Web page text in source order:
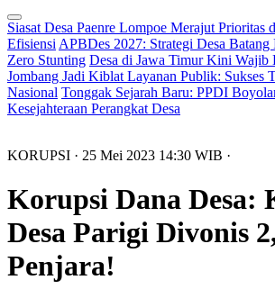
Siasat Desa Paenre Lompoe Merajut Prioritas
Efisiensi APBDes 2027: Strategi Desa Batang
Zero Stunting Desa di Jawa Timur Kini Wajib
Jombang Jadi Kiblat Layanan Publik: Sukses
Nasional Tonggak Sejarah Baru: PPDI
Kesejahteraan Perangkat Desa
KORUPSI · 25 Mei 2023 14:30 WIB ·
Korupsi Dana Desa:
Desa Parigi Divonis
Penjara!